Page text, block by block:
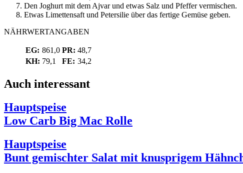
Den Joghurt mit dem Ajvar und etwas Salz und Pfeffer vermischen.
Etwas Limettensaft und Petersilie über das fertige Gemüse geben.
NÄHRWERTANGABEN
EG: 861,0 PR: 48,7
KH: 79,1 FE: 34,2
Auch interessant
Hauptspeise
Low Carb Big Mac Rolle
Hauptspeise
Bunt gemischter Salat mit knusprigem